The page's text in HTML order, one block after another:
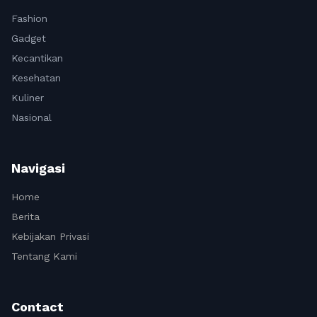
Fashion
Gadget
Kecantikan
Kesehatan
Kuliner
Nasional
Navigasi
Home
Berita
Kebijakan Privasi
Tentang Kami
Contact